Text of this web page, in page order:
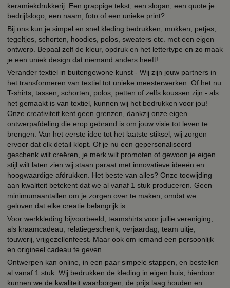
keramiekdrukkerij. Een grappige tekst, een slogan, een quote je
bedrijfslogo, een naam, foto of een unieke print?
Bij ons kun je simpel en snel kleding bedrukken, mokken, petjes,
tegeltjes, schorten, hoodies, polos, sweaters etc. met een eigen
ontwerp. Bepaal zelf de kleur, opdruk en het lettertype en zo maak
je een uniek design dat niemand anders heeft!
Verander textiel in buitengewone kunst - Wij zijn jouw partners in
het transformeren van textiel tot unieke meesterwerken. Of het nu
T-shirts, tassen, schorten, polos, petten of zelfs koussen zijn - als
het gemaakt is van textiel, kunnen wij het bedrukken voor jou!
Onze creativiteit kent geen grenzen, dankzij onze eigen
ontwerpafdeling die erop gebrand is om jouw visie tot leven te
brengen. Van het eerste idee tot het laatste stiksel, wij zorgen
ervoor dat elk detail klopt. Of je nu een gepersonaliseerd
geschenk wilt creëren, je merk wilt promoten of gewoon je eigen
stijl wilt laten zien wij staan paraat met innovatieve ideeën en
hoogwaardige afdrukken. Het beste van alles? Onze toewijding
aan kwaliteit betekent dat we al vanaf 1 stuk produceren. Geen
minimumaantallen om je zorgen over te maken, omdat we
geloven dat elke creatie belangrijk is.
Voor werkkleding bijvoorbeeld, teamshirts voor jullie vereniging,
als kraamcadeau, relatiegeschenk, verjaardag, team uitje,
touwerij, vrijgezellenfeest. Maar ook om iemand een persoonlijk
en origineel cadeau te geven.
Ontwerpen kan online, in een paar simpele stappen, en bestellen
al vanaf 1 stuk. Wij bedrukken de kleding in eigen huis, hierdoor
kunnen we de kwaliteit waarborgen, de prijs laag houden en